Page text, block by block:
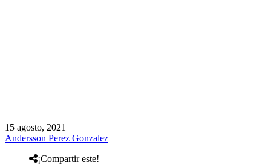
15 agosto, 2021
Andersson Perez Gonzalez
¡Compartir este!